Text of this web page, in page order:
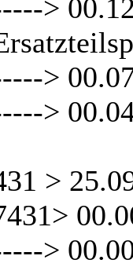
>
>
>
>
>